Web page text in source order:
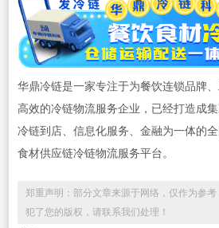
华鼎冷链是一家专注于为餐饮连锁品牌
高效的冷链物流服务企业，已经打造成集
冷链到店、信息化服务、金融为一体的
食材供应链冷链物流服务平台。
郑重声明：部分文章来源于网络，仅作为参
犯了您的版权，请联系我们处理！